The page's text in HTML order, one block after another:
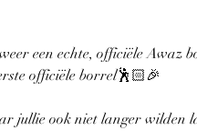
een echte, officiële Awaz
officiële borrel🕺🏻🎉
jullie ook niet langer wilden